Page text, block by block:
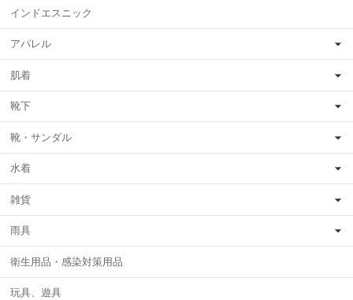
インドエスニック
アパレル
肌着
靴下
靴・サンダル
水着
雑貨
雨具
衛生用品・感染対策用品
玩具、遊具